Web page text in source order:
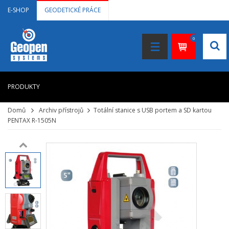
E-SHOP GEODETICKÉ PRÁCE
0
PRODUKTY
HOME
NIVELAČNÍ PŘÍSTROJE
STAVEBNÍ LASERY
DOKUMENTACE VE 3D
GNSS, GPS MĚŘENÍ
Domů Archiv přístrojů
Totální stanice s USB portem a SD kartou
PENTAX R-1505N